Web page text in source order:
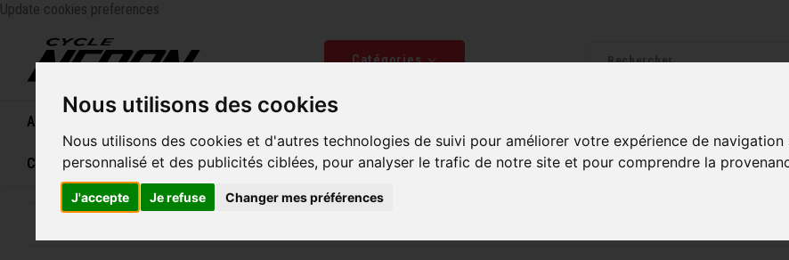
Nous utilisons des cookies
Nous utilisons des cookies et d'autres technologies de suivi pour améliorer votre expérience de
personnalisé et des publicités ciblées, pour analyser le trafic de notre site et pour comprendre la
J'accepte Je refuse Changer mes préférences
Update cookies preferences
Catégories
Accueil
Carte cadeau